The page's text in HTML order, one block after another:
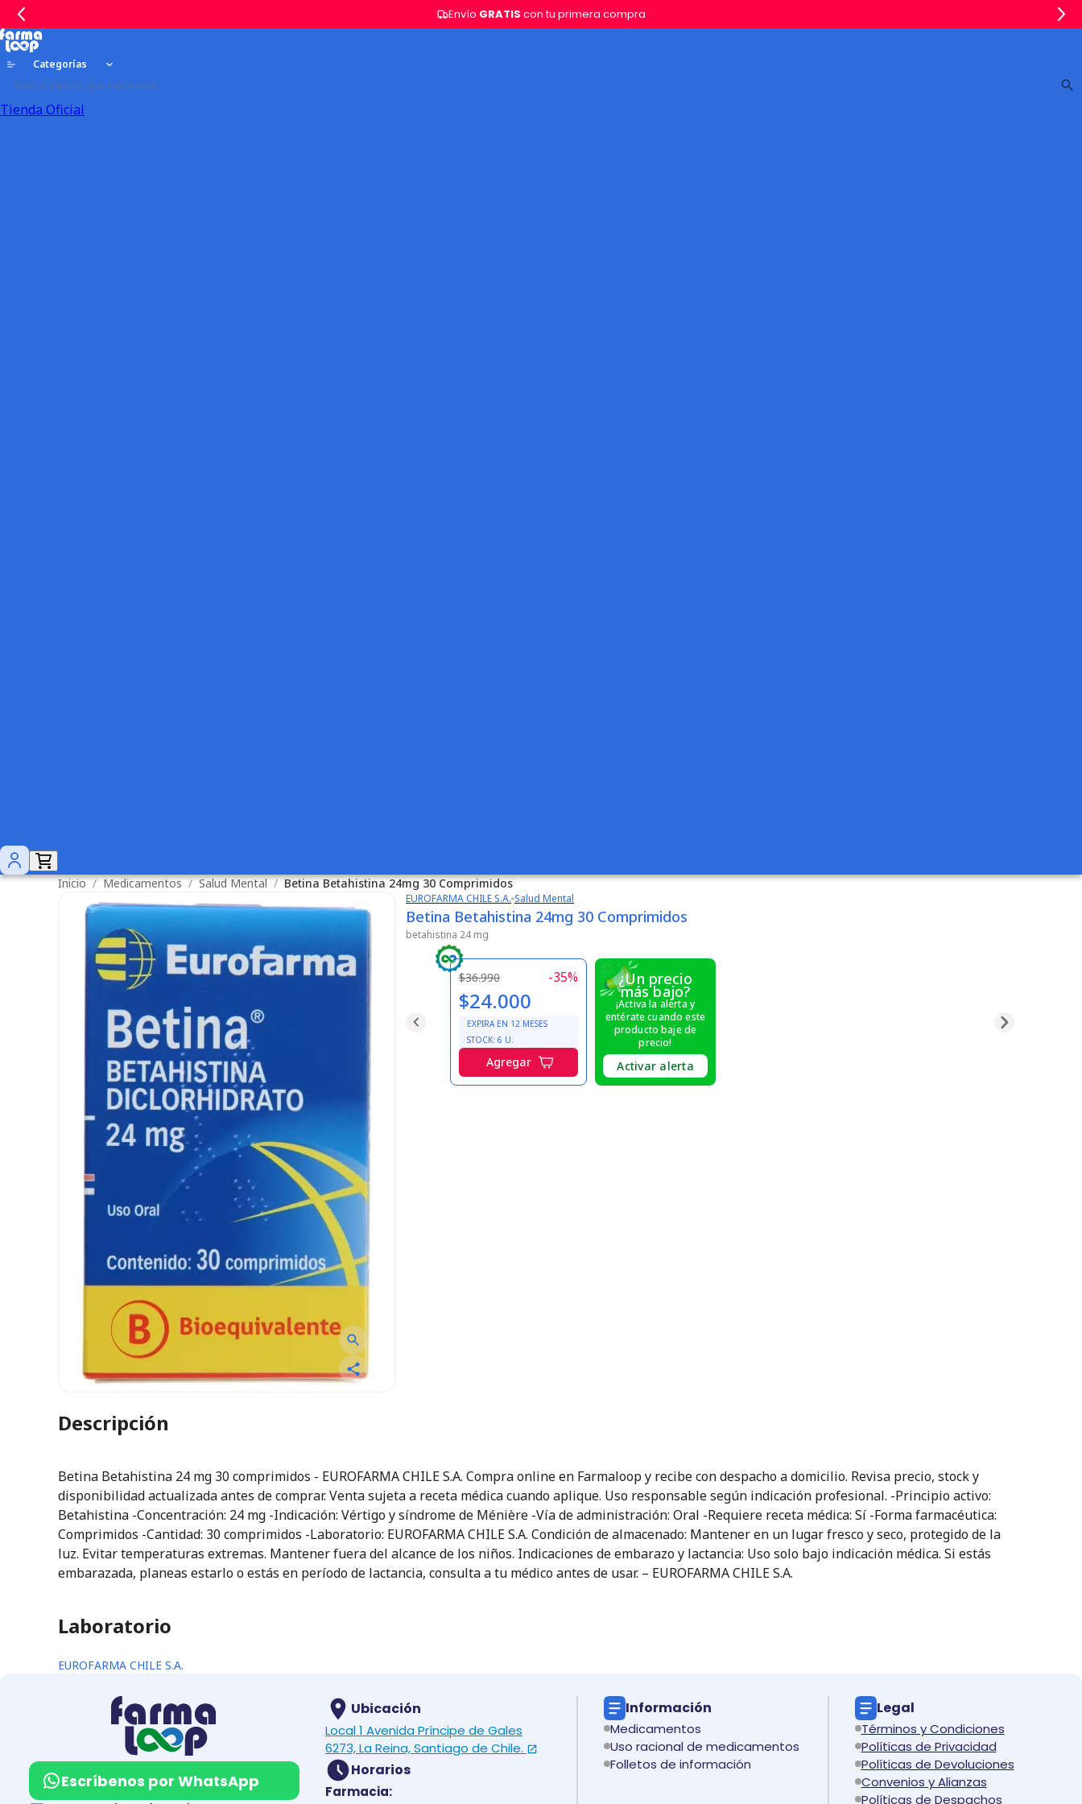
Envío GRATIS con tu primera compra
Categorías
Tienda Oficial
Inicio / Medicamentos / Salud Mental / Betina Betahistina 24mg 30 Comprimidos
EUROFARMA CHILE S.A. Salud Mental
Betina Betahistina 24mg 30 Comprimidos
betahistina 24 mg
$36.990 -35%
$24.000
EXPIRA EN 12 MESES
STOCK: 6 U.
Agregar
¿Un precio
más bajo?
¡Activa la alerta y
entérate cuando este
producto baje de
precio!
Activar alerta
Descripción
Betina Betahistina 24 mg 30 comprimidos - EUROFARMA CHILE S.A. Compra online en Farmaloop y recibe con despacho a domicilio. Revisa precio, stock y
disponibilidad actualizada antes de comprar. Venta sujeta a receta médica cuando aplique. Uso responsable según indicación profesional. -Principio activo:
Betahistina -Concentración: 24 mg -Indicación: Vértigo y síndrome de Ménière -Vía de administración: Oral -Requiere receta médica: Sí -Forma farmacéutica:
Comprimidos -Cantidad: 30 comprimidos -Laboratorio: EUROFARMA CHILE S.A. Condición de almacenado: Mantener en un lugar fresco y seco, protegido de la
luz. Evitar temperaturas extremas. Mantener fuera del alcance de los niños. Indicaciones de embarazo y lactancia: Uso solo bajo indicación médica. Si estás
embarazada, planeas estarlo o estás en período de lactancia, consulta a tu médico antes de usar. – EUROFARMA CHILE S.A.
Laboratorio
EUROFARMA CHILE S.A.
Escríbenos por WhatsApp
Ubicación
Local 1 Avenida Príncipe de Gales
6273, La Reina, Santiago de Chile.
Horarios
Farmacia:
Información
Medicamentos
Uso racional de medicamentos
Folletos de información
Legal
Términos y Condiciones
Políticas de Privacidad
Políticas de Devoluciones
Convenios y Alianzas
Políticas de Despachos